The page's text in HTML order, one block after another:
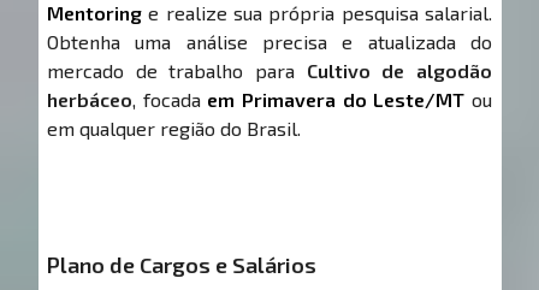
Mentoring e realize sua própria pesquisa salarial.
Obtenha uma análise precisa e atualizada do
mercado de trabalho para Cultivo de algodão
herbáceo, focada em Primavera do Leste/MT ou
em qualquer região do Brasil.
Plano de Cargos e Salários